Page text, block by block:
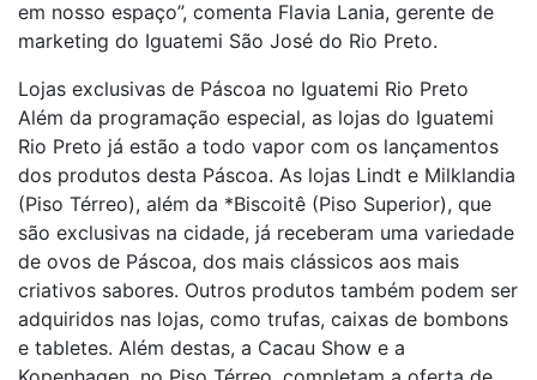
em nosso espaço”, comenta Flavia Lania, gerente de
marketing do Iguatemi São José do Rio Preto.
Lojas exclusivas de Páscoa no Iguatemi Rio Preto
Além da programação especial, as lojas do Iguatemi
Rio Preto já estão a todo vapor com os lançamentos
dos produtos desta Páscoa. As lojas Lindt e Milklandia
(Piso Térreo), além da *Biscoitê (Piso Superior), que
são exclusivas na cidade, já receberam uma variedade
de ovos de Páscoa, dos mais clássicos aos mais
criativos sabores. Outros produtos também podem ser
adquiridos nas lojas, como trufas, caixas de bombons
e tabletes. Além destas, a Cacau Show e a